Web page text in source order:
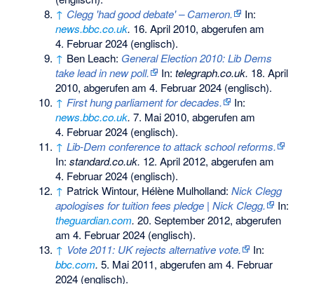
↑ Clegg 'had good debate' – Cameron.
In:
news.bbc.co.uk. 16. April 2010, abgerufen am
4. Februar 2024 (englisch).
↑ Ben Leach: General Election 2010: Lib Dems
take lead in new poll.
In:telegraph.co.uk. 18. April
2010, abgerufen am 4. Februar 2024 (englisch).
↑ First hung parliament for decades.
In:
news.bbc.co.uk. 7. Mai 2010, abgerufen am
4. Februar 2024 (englisch).
↑ Lib-Dem conference to attack school reforms.
In:standard.co.uk. 12. April 2012, abgerufen am
4. Februar 2024 (englisch).
↑ Patrick Wintour, Hélène Mulholland:Nick Clegg
apologises for tuition fees pledge | Nick Clegg.
In:
theguardian.com. 20. September 2012, abgerufen
am 4. Februar 2024 (englisch).
↑ Vote 2011: UK rejects alternative vote.
In:
bbc.com. 5. Mai 2011, abgerufen am 4. Februar
2024 (englisch).